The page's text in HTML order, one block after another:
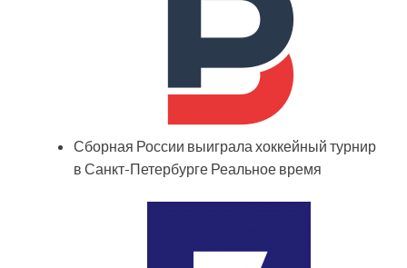
Сборная России выиграла хоккейный турнир
в Санкт-Петербурге Реальное время